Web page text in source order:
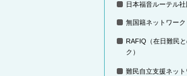
日本福音ルーテル社
無国籍ネットワーク
RAFIQ（在日難民
ク）
難民自立支援ネット